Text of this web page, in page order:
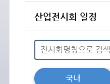
산업전시회 일정
국내